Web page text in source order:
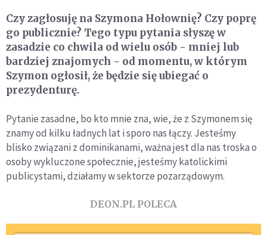
Czy zagłosuję na Szymona Hołownię? Czy poprę
go publicznie? Tego typu pytania słyszę w
zasadzie co chwila od wielu osób - mniej lub
bardziej znajomych - od momentu, w którym
Szymon ogłosił, że będzie się ubiegać o
prezydenturę.
Pytanie zasadne, bo kto mnie zna, wie, że z Szymonem się
znamy od kilku ładnych lat i sporo nas łączy. Jesteśmy
blisko związani z dominikanami, ważna jest dla nas troska o
osoby wykluczone społecznie, jesteśmy katolickimi
publicystami, działamy w sektorze pozarządowym.
DEON.PL POLECA